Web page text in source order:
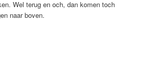
Wel terug en och, dan komen toch
naar boven.